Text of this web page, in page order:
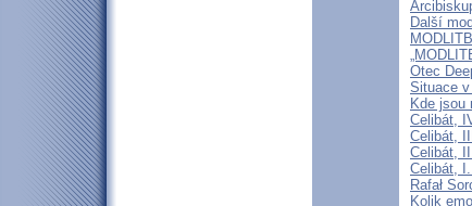
Další
Otec
Situace
Kde jsou
Celibát,
Celibát,
Celibát,
Celibát,
Rafał
Kolik